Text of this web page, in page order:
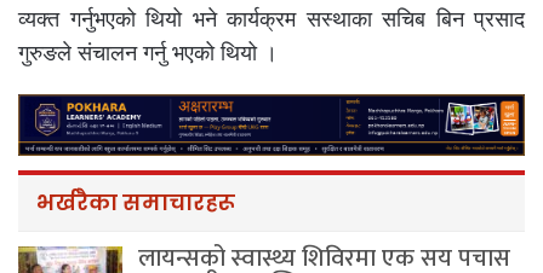
व्यक्त गर्नुभएको थियो भने कार्यक्रम सस्थाका सचिब बिन प्रसाद
गुरुङले संचालन गर्नु भएको थियो ।
भर्खरैका समाचारहरू
लायन्सको स्वास्थ्य शिविरमा एक सय पचास